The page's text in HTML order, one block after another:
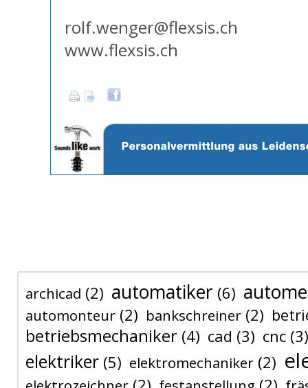
rolf.wenger@flexsis.ch
www.flexsis.ch
archicad (2) automatiker (6)
automonteur (2) bankschreiner (2)
betriebsmechaniker (4) cad (3) cnc (3)
elektriker (5) elektromechaniker (2)